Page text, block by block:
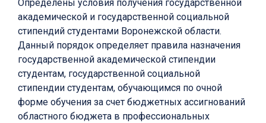
Определены условия получения государственной
академической и государственной социальной
стипендий студентами Воронежской области.
Данный порядок определяет правила назначения
государственной академической стипендии
студентам, государственной социальной
стипендии студентам, обучающимся по очной
форме обучения за счет бюджетных ассигнований
областного бюджета в профессиональных